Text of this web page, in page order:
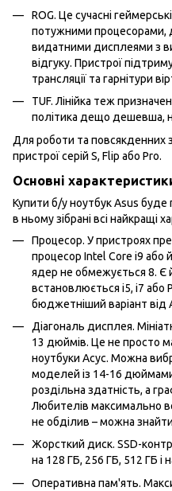
ROG. Це сучасні
потужними процесорами,
видатними дисплеями з
відгуку. Пристрої
трансляції та гарнітури
TUF. Лінійка теж
політика дещо дешевша,
Для роботи та повсякденних
пристрої серій S, Flip або Pro.
Основні
Купити б/у ноутбук Asus
в ньому зібрані всі найкращі
Процесор. У пристроях
процесор Intel Core i9 або
ядер не обмежується 8. Є
встановлюється i5, i7 або
бюджетніший варіант від
Діагональ дисплея.
13 дюймів. Це не просто
ноутбуки Асус. Можна
моделей із 14-16
роздільна здатність, а
Любителів максимально
не обділив – можна
Жорсткий диск. SSD-
на 128 ГБ, 256 ГБ, 512 ГБ і
Оперативна пам'ять.